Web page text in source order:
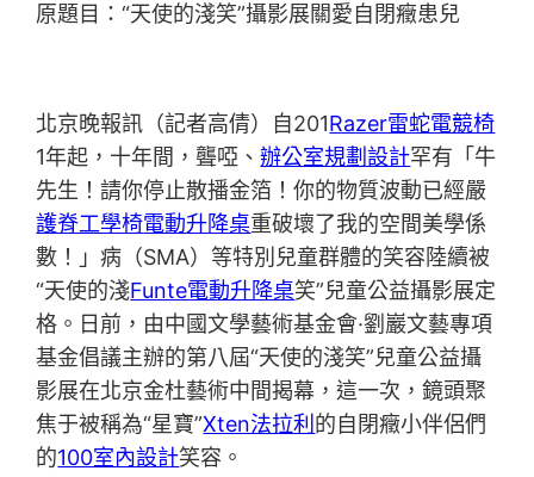
原題目：“天使的淺笑”攝影展關愛自閉癥患兒
北京晚報訊（記者高倩）自201Razer雷蛇電競椅
1年起，十年間，聾啞、辦公室規劃設計罕有「牛
先生！請你停止散播金箔！你的物質波動已經嚴
護脊工學椅電動升降桌重破壞了我的空間美學係
數！」病（SMA）等特別兒童群體的笑容陸續被
“天使的淺Funte電動升降桌笑”兒童公益攝影展定
格。日前，由中國文學藝術基金會·劉巖文藝專項
基金倡議主辦的第八屆“天使的淺笑”兒童公益攝
影展在北京金杜藝術中間揭幕，這一次，鏡頭聚
焦于被稱為“星寶”Xten法拉利 的自閉癥小伴侶們
的100室內設計笑容。